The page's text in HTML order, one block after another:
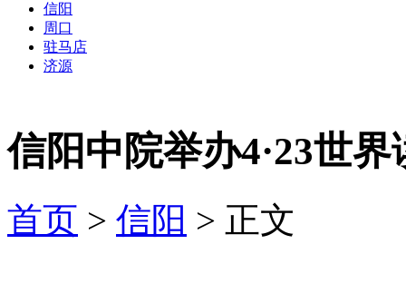
信阳
周口
驻马店
济源
信阳中院举办4·23世
首页 > 信阳 > 正文